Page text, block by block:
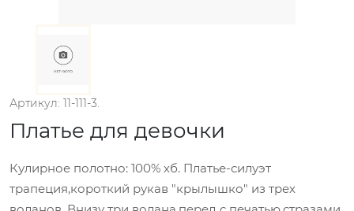
Артикул: 11-111-3.
Платье для девочки
Кулирное полотно: 100% хб. Платье-силуэт
трапеция,короткий рукав "крылышко" из трех